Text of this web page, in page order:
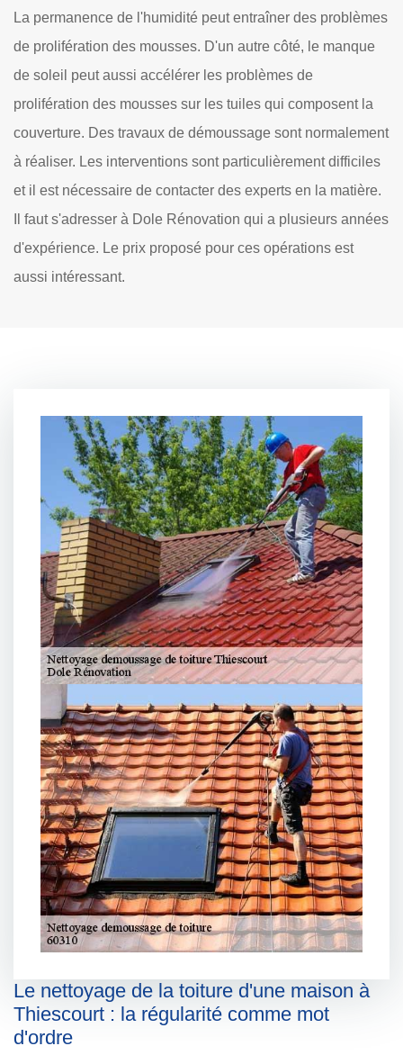
La permanence de l'humidité peut entraîner des problèmes
de prolifération des mousses. D'un autre côté, le manque
de soleil peut aussi accélérer les problèmes de
prolifération des mousses sur les tuiles qui composent la
couverture. Des travaux de démoussage sont normalement
à réaliser. Les interventions sont particulièrement difficiles
et il est nécessaire de contacter des experts en la matière.
Il faut s'adresser à Dole Rénovation qui a plusieurs années
d'expérience. Le prix proposé pour ces opérations est
aussi intéressant.
Le nettoyage de la toiture d'une maison à
Thiescourt : la régularité comme mot
d'ordre